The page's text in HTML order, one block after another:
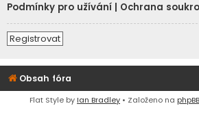
Podmínky pro užívání
Ochrana
Registrovat
Obsah fóra
Flat Style by Ian Bradley • Založeno na phpBB